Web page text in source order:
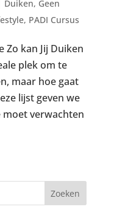
Duiken, Geen
, PADI Cursus
Zo kan Jij Duiken
plek om te
maar hoe gaat
lijst geven we
moet verwachten
Zoeken